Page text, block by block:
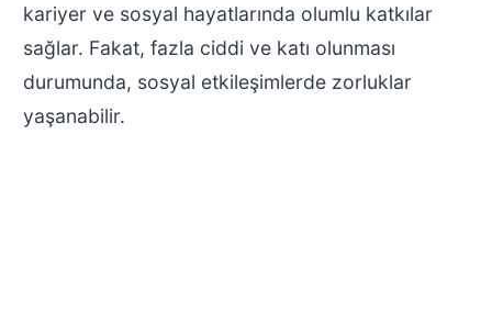
kariyer ve sosyal hayatlarında olumlu katkılar
sağlar. Fakat, fazla ciddi ve katı olunması
durumunda, sosyal etkileşimlerde zorluklar
yaşanabilir.